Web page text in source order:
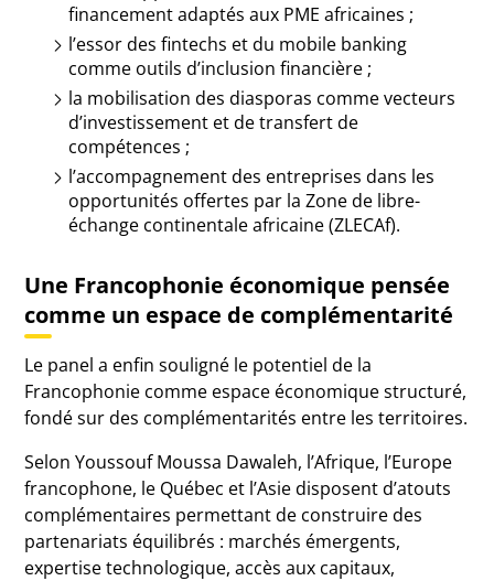
financement adaptés aux PME africaines ;
l’essor des fintechs et du mobile banking
comme outils d’inclusion financière ;
la mobilisation des diasporas comme vecteurs
d’investissement et de transfert de
compétences ;
l’accompagnement des entreprises dans les
opportunités offertes par la Zone de libre-
échange continentale africaine (ZLECAf).
Une Francophonie économique pensée
comme un espace de complémentarité
Le panel a enfin souligné le potentiel de la
Francophonie comme espace économique structuré,
fondé sur des complémentarités entre les territoires.
Selon Youssouf Moussa Dawaleh, l’Afrique, l’Europe
francophone, le Québec et l’Asie disposent d’atouts
complémentaires permettant de construire des
partenariats équilibrés : marchés émergents,
expertise technologique, accès aux capitaux,